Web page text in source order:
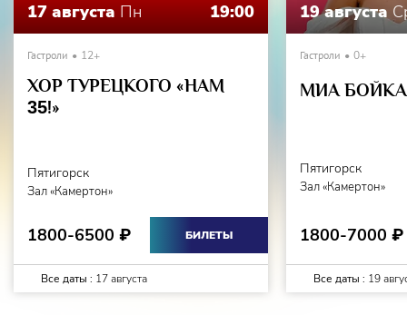
17 августа Пн 19:00
Гастроли 12+
ХОР ТУРЕЦКОГО «НАМ
35!»
Пятигорск
Зал «Камертон»
1800-6500 ₽ БИЛЕТЫ
Все даты : 17 августа
19 августа
Гастроли 0+
МИА БОЙКА
Пятигорск
Зал «Камертон»
1800-7000 ₽
Все даты : 19